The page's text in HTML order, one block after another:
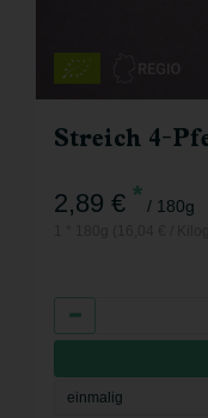
Streich 4-
2,89 € * / 180g